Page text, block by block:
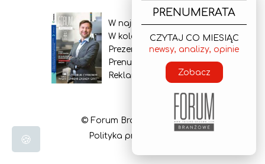
W najnowszym wydaniu
W kolejnym numerze
Prezentacja gazety
Prenumerata
Reklama
© Forum Branżowe 2026
Polityka prywatności
PRENUMERATA
CZYTAJ CO MIESIĄC
newsy, analizy, opinie
Zobacz
🍪